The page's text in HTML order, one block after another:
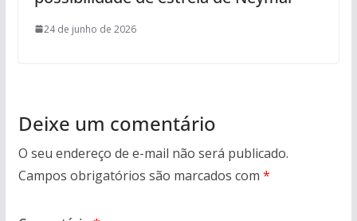
24 de junho de 2026
Deixe um comentário
O seu endereço de e-mail não será publicado.
Campos obrigatórios são marcados com *